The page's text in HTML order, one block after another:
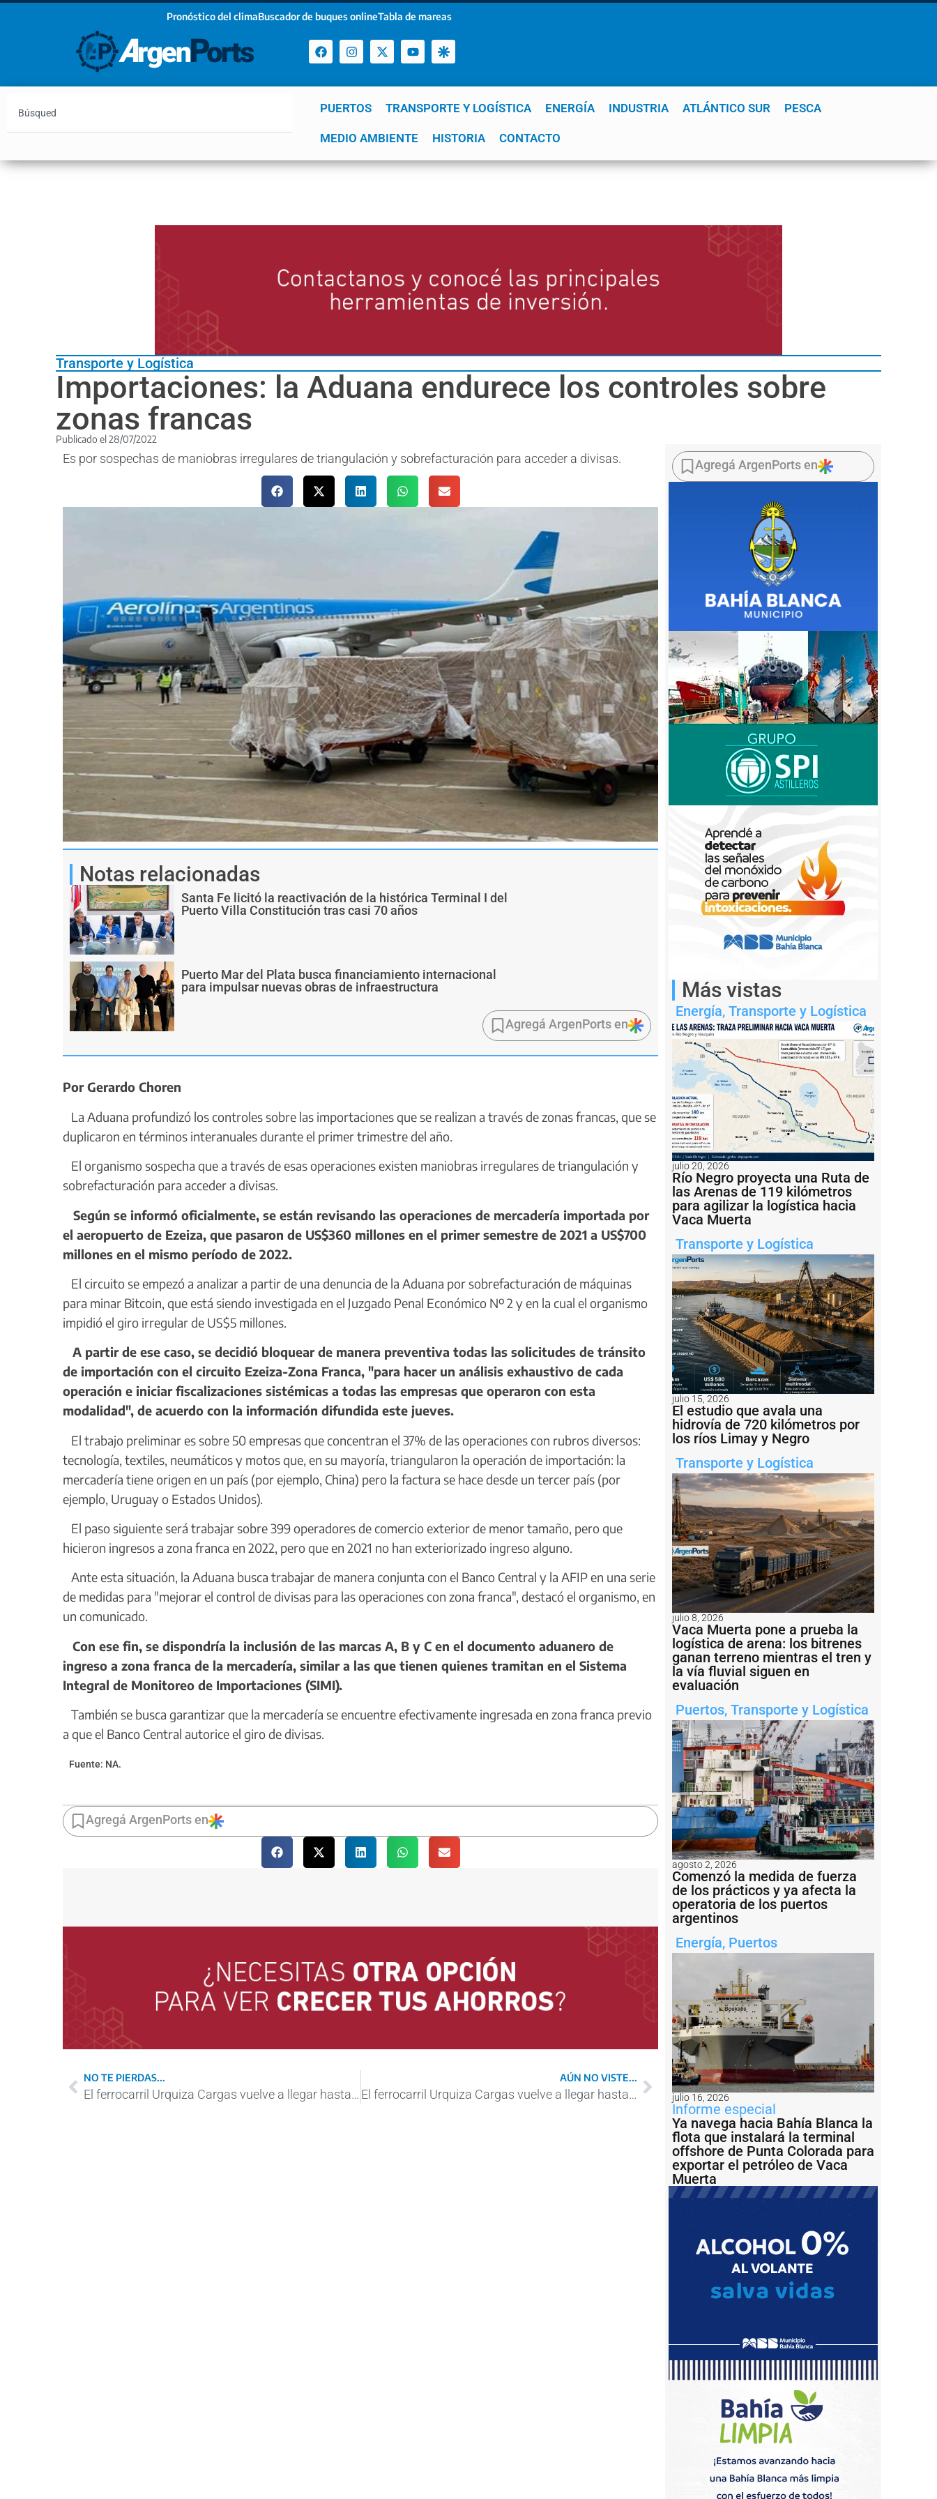
Pronóstico del climaBuscador de buques onlineTabla de mareas
PUERTOS TRANSPORTE Y LOGÍSTICA ENERGÍA INDUSTRIA ATLÁNTICO SUR PESCA
MEDIO AMBIENTE HISTORIA CONTACTO
YPF GNL Mar del Plata Patagonia Quequén
Transporte y Logística
Importaciones: la Aduana endurece los controles sobre
zonas francas
Publicado el 28/07/2022
Es por sospechas de maniobras irregulares de triangulación y sobrefacturación para acceder a divisas.
Notas relacionadas
Santa Fe licitó la reactivación de la histórica Terminal I del
Puerto Villa Constitución tras casi 70 años
Puerto Mar del Plata busca financiamiento internacional
para impulsar nuevas obras de infraestructura
Agregá ArgenPorts en
Por Gerardo Choren
La Aduana profundizó los controles sobre las importaciones que se realizan a través de zonas francas, que se
duplicaron en términos interanuales durante el primer trimestre del año.
El organismo sospecha que a través de esas operaciones existen maniobras irregulares de triangulación y
sobrefacturación para acceder a divisas.
Según se informó oficialmente, se están revisando las operaciones de mercadería importada por
el aeropuerto de Ezeiza, que pasaron de US$360 millones en el primer semestre de 2021 a US$700
millones en el mismo período de 2022.
El circuito se empezó a analizar a partir de una denuncia de la Aduana por sobrefacturación de máquinas
para minar Bitcoin, que está siendo investigada en el Juzgado Penal Económico Nº 2 y en la cual el organismo
impidió el giro irregular de US$5 millones.
A partir de ese caso, se decidió bloquear de manera preventiva todas las solicitudes de tránsito
de importación con el circuito Ezeiza-Zona Franca, "para hacer un análisis exhaustivo de cada
operación e iniciar fiscalizaciones sistémicas a todas las empresas que operaron con esta
modalidad", de acuerdo con la información difundida este jueves.
El trabajo preliminar es sobre 50 empresas que concentran el 37% de las operaciones con rubros diversos:
tecnología, textiles, neumáticos y motos que, en su mayoría, triangularon la operación de importación: la
mercadería tiene origen en un país (por ejemplo, China) pero la factura se hace desde un tercer país (por
ejemplo, Uruguay o Estados Unidos).
El paso siguiente será trabajar sobre 399 operadores de comercio exterior de menor tamaño, pero que
hicieron ingresos a zona franca en 2022, pero que en 2021 no han exteriorizado ingreso alguno.
Ante esta situación, la Aduana busca trabajar de manera conjunta con el Banco Central y la AFIP en una serie
de medidas para "mejorar el control de divisas para las operaciones con zona franca", destacó el organismo, en
un comunicado.
Con ese fin, se dispondría la inclusión de las marcas A, B y C en el documento aduanero de
ingreso a zona franca de la mercadería, similar a las que tienen quienes tramitan en el Sistema
Integral de Monitoreo de Importaciones (SIMI).
También se busca garantizar que la mercadería se encuentre efectivamente ingresada en zona franca previo
a que el Banco Central autorice el giro de divisas.
Fuente: NA.
Agregá ArgenPorts en
NO TE PIERDAS...
El ferrocarril Urquiza Cargas vuelve a llegar hasta Encarnación, en Paraguay
AÚN NO VISTE...
El ferrocarril Urquiza Cargas vuelve a llegar hasta Encarnación, en Paraguay
Agregá ArgenPorts en
Más vistas
Energía, Transporte y Logística
julio 20, 2026
Río Negro proyecta una Ruta de
las Arenas de 119 kilómetros
para agilizar la logística hacia
Vaca Muerta
Transporte y Logística
julio 15, 2026
El estudio que avala una
hidrovía de 720 kilómetros por
los ríos Limay y Negro
Transporte y Logística
julio 8, 2026
Vaca Muerta pone a prueba la
logística de arena: los bitrenes
ganan terreno mientras el tren y
la vía fluvial siguen en
evaluación
Puertos, Transporte y Logística
agosto 2, 2026
Comenzó la medida de fuerza
de los prácticos y ya afecta la
operatoria de los puertos
argentinos
Energía, Puertos
julio 16, 2026
Informe especial
Ya navega hacia Bahía Blanca la
flota que instalará la terminal
offshore de Punta Colorada para
exportar el petróleo de Vaca
Muerta
¡Sumate a nuestro Newsletter!
Email
Estoy de acuerdo con las condiciones y políticas de